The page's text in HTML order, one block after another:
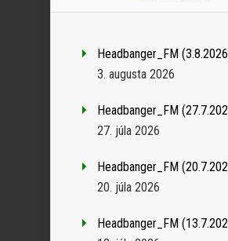
Headbanger_FM
3. augusta 2026
Headbanger_FM
27. júla 2026
Headbanger_FM
20. júla 2026
Headbanger_FM